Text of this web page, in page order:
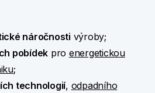
náročnosti výroby;
pobídek pro energetickou
;
technologií, odpadního